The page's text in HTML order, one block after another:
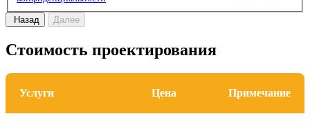
Назад Далее
Стоимость проектирования
Услуги Цена Примечание